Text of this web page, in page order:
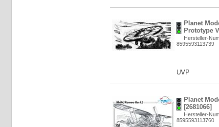
Planet
Prototype
Hersteller-
8595593113739
UVP
Planet
[2681066]
Hersteller-
8595593113760